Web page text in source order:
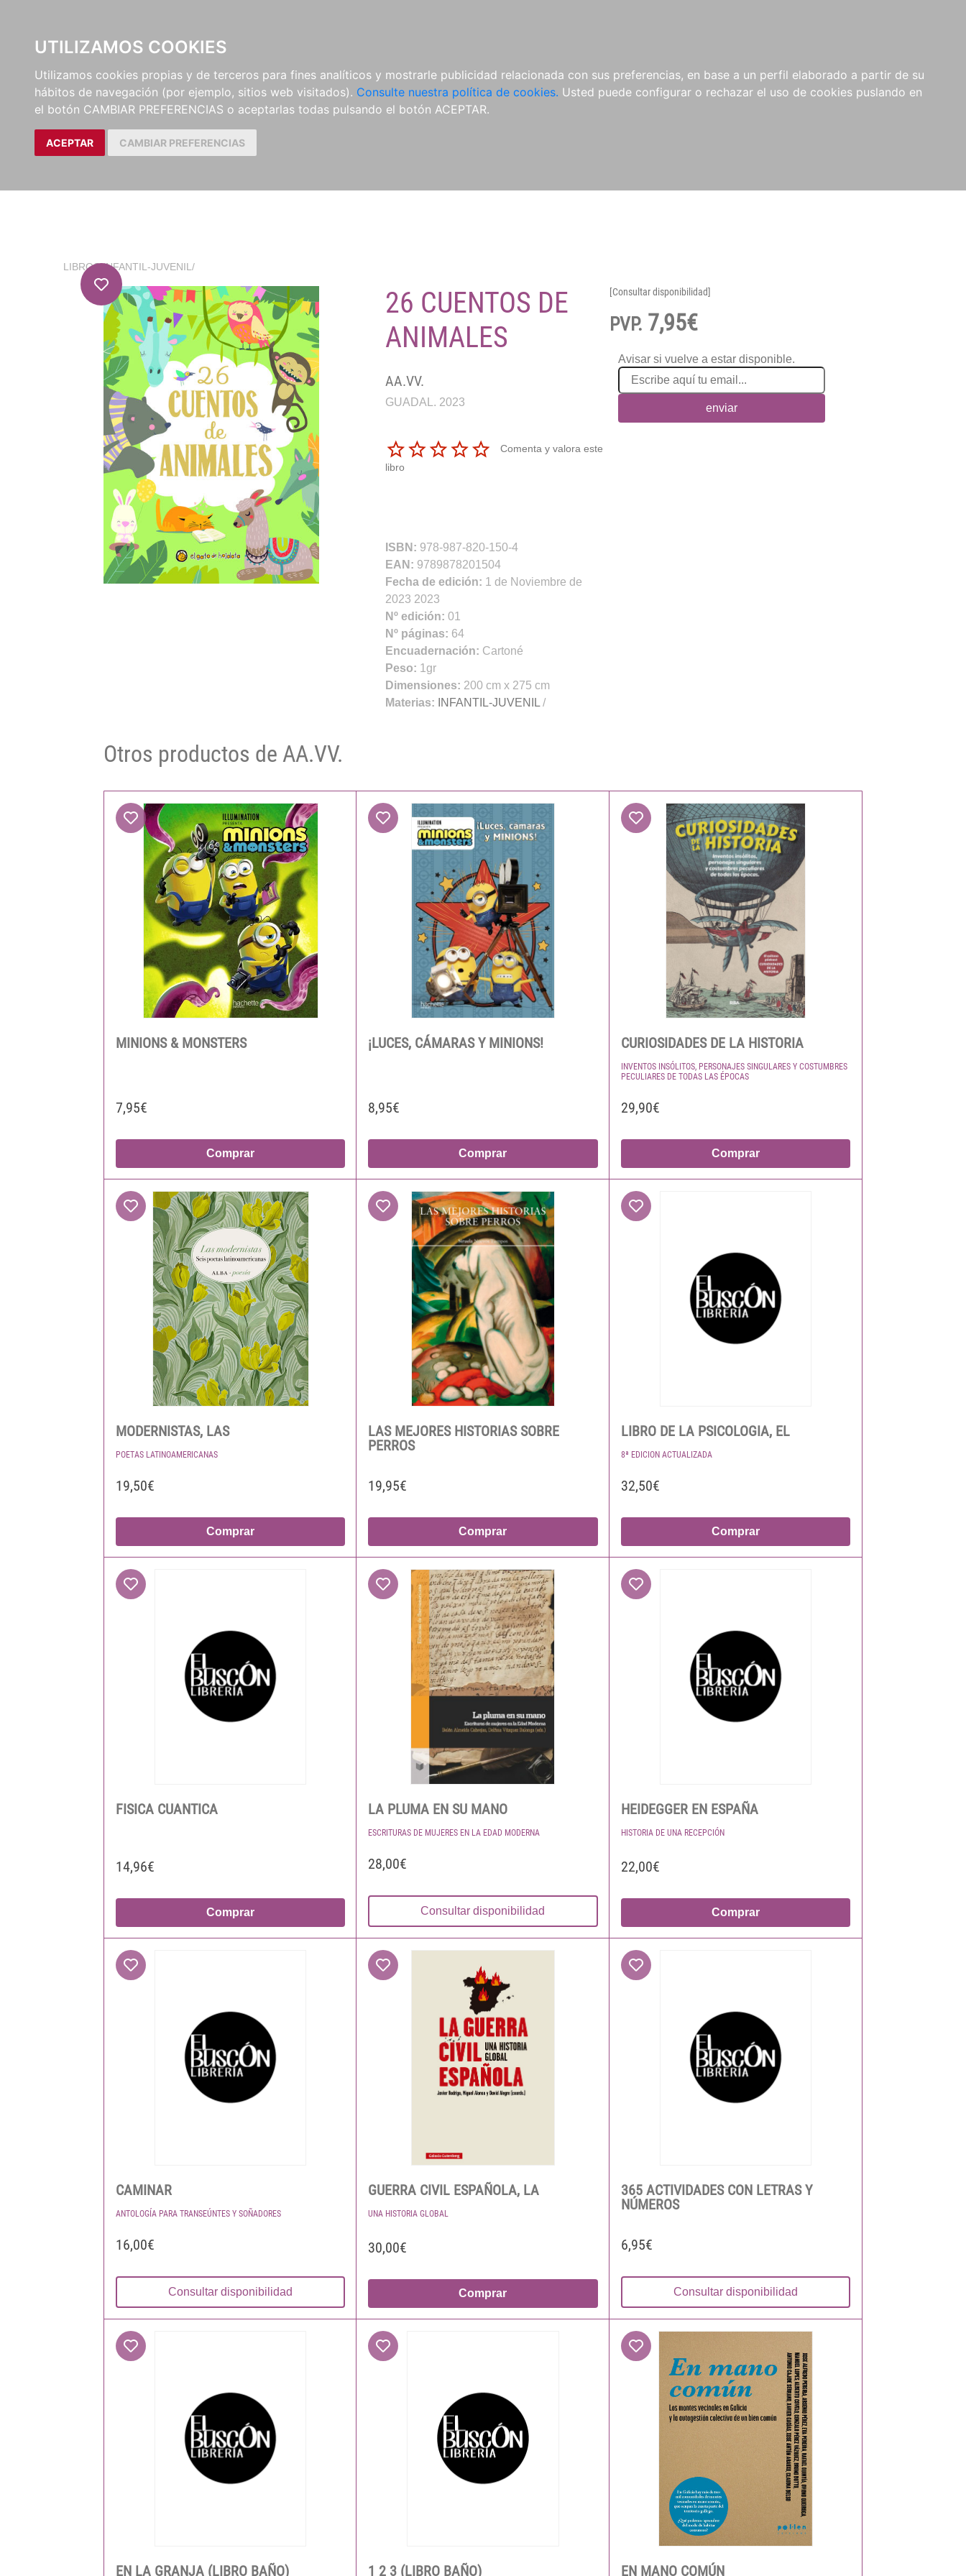
UTILIZAMOS COOKIES
Utilizamos cookies propias y de terceros para fines analíticos y mostrarle publicidad relacionada con sus preferencias, en base a un perfil elaborado a partir de su
hábitos de navegación (por ejemplo, sitios web visitados). Consulte nuestra política de cookies. Usted puede configurar o rechazar el uso de cookies puslando en
el botón CAMBIAR PREFERENCIAS o aceptarlas todas pulsando el botón ACEPTAR.
ACEPTAR CAMBIAR PREFERENCIAS
LIBROS/INFANTIL-JUVENIL /
26 CUENTOS DE
ANIMALES
AA.VV.
GUADAL. 2023
Comenta y valora este
libro
[Consultar disponibilidad]
PVP. 7,95€
Avisar si vuelve a estar disponible.
enviar
ISBN: 978-987-820-150-4
EAN: 9789878201504
Fecha de edición: 1 de Noviembre de
2023 2023
Nº edición: 01
Nº páginas: 64
Encuadernación: Cartoné
Peso: 1gr
Dimensiones: 200 cm x 275 cm
Materias:
INFANTIL-JUVENIL/
Otros productos de AA.VV.
MINIONS & MONSTERS
7,95€
Comprar
¡LUCES, CÁMARAS Y MINIONS!
8,95€
Comprar
CURIOSIDADES DE LA HISTORIA
INVENTOS INSÓLITOS, PERSONAJES SINGULARES Y COSTUMBRES
PECULIARES DE TODAS LAS ÉPOCAS
29,90€
Comprar
MODERNISTAS, LAS
POETAS LATINOAMERICANAS
19,50€
Comprar
LAS MEJORES HISTORIAS SOBRE
PERROS
19,95€
Comprar
LIBRO DE LA PSICOLOGIA, EL
8ª EDICION ACTUALIZADA
32,50€
Comprar
FISICA CUANTICA
14,96€
Comprar
LA PLUMA EN SU MANO
ESCRITURAS DE MUJERES EN LA EDAD MODERNA
28,00€
Consultar disponibilidad
HEIDEGGER EN ESPAÑA
HISTORIA DE UNA RECEPCIÓN
22,00€
Comprar
CAMINAR
ANTOLOGÍA PARA TRANSEÚNTES Y SOÑADORES
16,00€
Consultar disponibilidad
GUERRA CIVIL ESPAÑOLA, LA
UNA HISTORIA GLOBAL
30,00€
Comprar
365 ACTIVIDADES CON LETRAS Y
NÚMEROS
6,95€
Consultar disponibilidad
EN LA GRANJA (LIBRO BAÑO) 1 2 3 (LIBRO BAÑO) EN MANO COMÚN